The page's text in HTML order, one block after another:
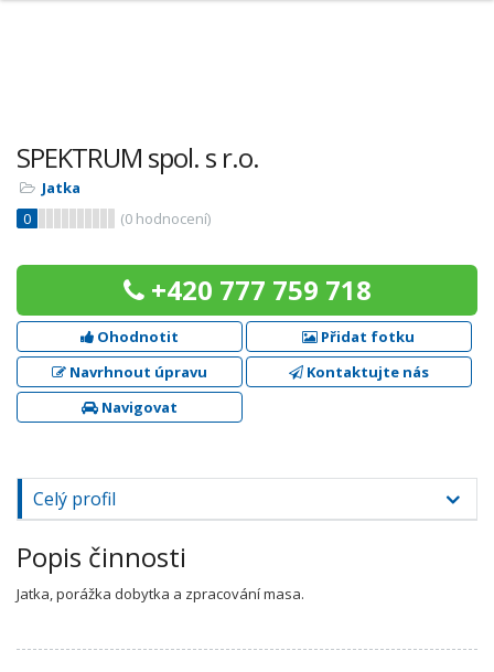
SPEKTRUM spol. s r.o.
Jatka
0
(0 hodnocení)
+420 777 759 718
Ohodnotit
Přidat fotku
Navrhnout úpravu
Kontaktujte nás
Navigovat
Celý profil
Popis činnosti
Jatka, porážka dobytka a zpracování masa.